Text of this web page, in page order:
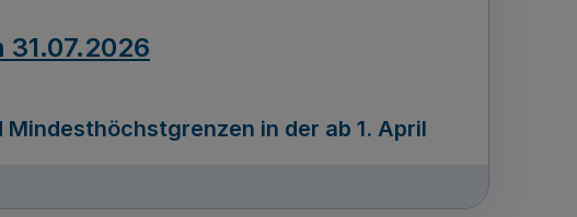
31.07.2026
in der ab 1. April